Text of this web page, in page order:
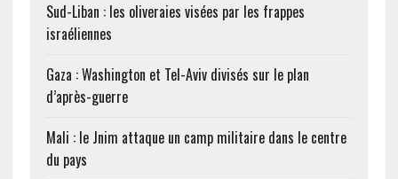
Sud-Liban : les oliveraies visées par les frappes
israéliennes
Gaza : Washington et Tel-Aviv divisés sur le plan
d’après-guerre
Mali : le Jnim attaque un camp militaire dans le centre
du pays